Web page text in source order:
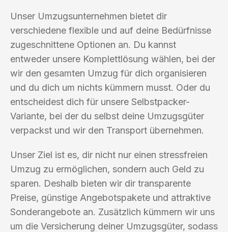
Unser Umzugsunternehmen bietet dir
verschiedene flexible und auf deine Bedürfnisse
zugeschnittene Optionen an. Du kannst
entweder unsere Komplettlösung wählen, bei der
wir den gesamten Umzug für dich organisieren
und du dich um nichts kümmern musst. Oder du
entscheidest dich für unsere Selbstpacker-
Variante, bei der du selbst deine Umzugsgüter
verpackst und wir den Transport übernehmen.
Unser Ziel ist es, dir nicht nur einen stressfreien
Umzug zu ermöglichen, sondern auch Geld zu
sparen. Deshalb bieten wir dir transparente
Preise, günstige Angebotspakete und attraktive
Sonderangebote an. Zusätzlich kümmern wir uns
um die Versicherung deiner Umzugsgüter, sodass